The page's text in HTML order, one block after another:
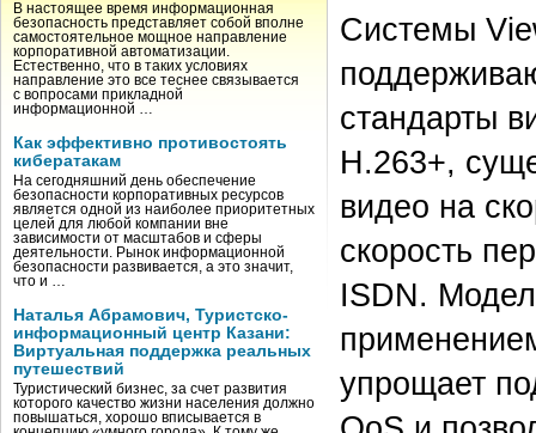
В настоящее время информационная
безопасность представляет собой вполне
самостоятельное мощное направление
корпоративной автоматизации.
Естественно, что в таких условиях
направление это все теснее связывается
с вопросами прикладной
информационной …
Как эффективно противостоять
кибератакам
На сегодняшний день обеспечение
безопасности корпоративных ресурсов
является одной из наиболее приоритетных
целей для любой компании вне
зависимости от масштабов и сферы
деятельности. Рынок информационной
безопасности развивается, а это значит,
что и …
Наталья Абрамович, Туристско-
информационный центр Казани:
Виртуальная поддержка реальных
путешествий
Туристический бизнес, за счет развития
которого качество жизни населения должно
повышаться, хорошо вписывается в
Системы
стандарты
H.263+,
видео на
скорость
ISDN.
упрощает